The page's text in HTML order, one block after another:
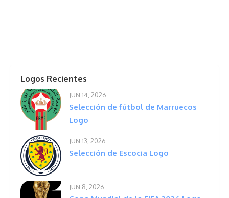
Logos Recientes
JUN 14, 2026
Selección de fútbol de Marruecos
Logo
JUN 13, 2026
Selección de Escocia Logo
JUN 8, 2026